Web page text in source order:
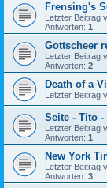
Frensing's
Letzter Beitrag
Antworten: 1
Gottscheer
Letzter Beitrag
Antworten: 2
Death of a
Letzter Beitrag
Seite - Tito
Letzter Beitrag
Antworten: 1
New York
Letzter Beitrag
Antworten: 3